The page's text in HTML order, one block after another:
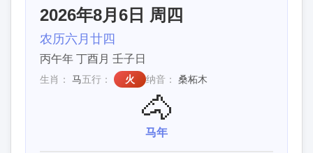
2026年8月6日 周四
农历六月廿四
丙午年 丁酉月 壬子日
生肖： 马五行： 火 纳音： 桑柘木
🐴
马年